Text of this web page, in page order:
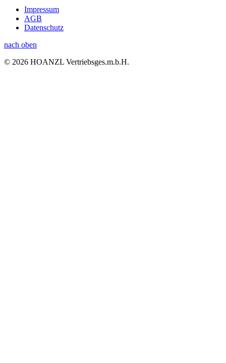
Impressum
AGB
Datenschutz
nach oben
© 2026 HOANZL Vertriebsges.m.b.H.